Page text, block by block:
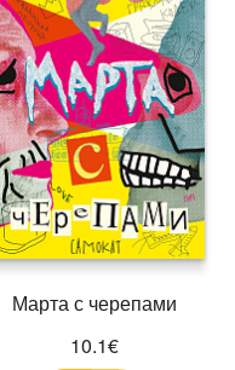
Марта с черепами
10.1€